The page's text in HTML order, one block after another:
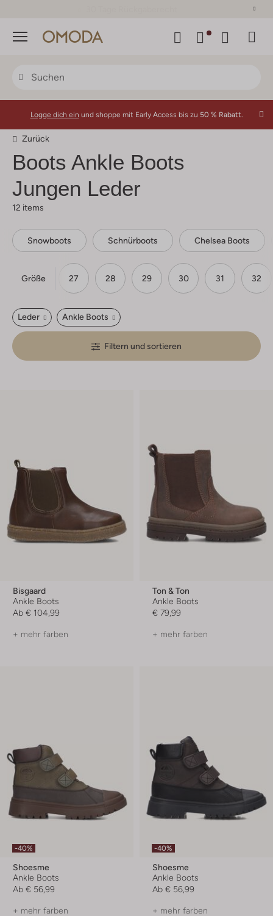
Menü
Logge dich ein und shoppe mit Early Access bis zu 50 % Rabatt.
Zurück
Boots Ankle Boots
Jungen Leder
12 items
Snowboots Schnürboots Chelsea Boots
Größe
26 27 28 29 30 31 32
Leder Ankle Boots
Filtern und sortieren
Bisgaard
Ankle Boots
Ab € 104,99
+ mehr farben
Ton & Ton
Ankle Boots
€ 79,99
+ mehr farben
-40%
Shoesme
Ankle Boots
Ab € 56,99
+ mehr farben
-40%
Shoesme
Ankle Boots
Ab € 56,99
+ mehr farben